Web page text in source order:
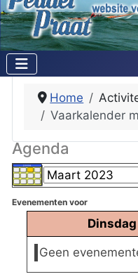
Home
Vaarkalender
Agenda
Evenementen voor
Geen